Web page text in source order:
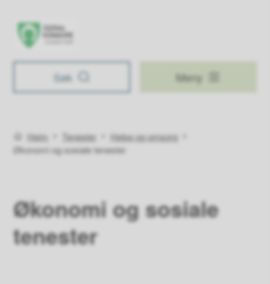
Åseral kommune
Søk Meny
Du er her:
Heim Tenester
Helse og omsorg
Økonomi og sosiale tenester
Økonomi og sosiale
tenester